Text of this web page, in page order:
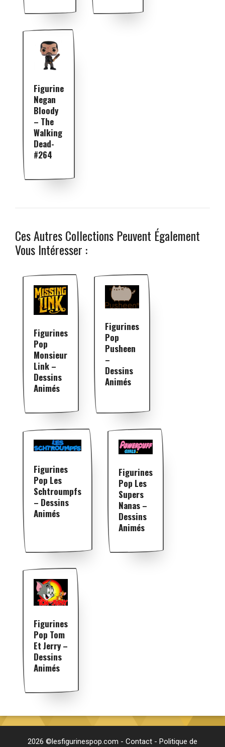
Figurine
Negan
Bloody
– The
Walking
Dead-
#264
Ces Autres Collections Peuvent Également
Vous Intéresser :
Figurines
Pop
Monsieur
Link –
Dessins
Animés
Figurines
Pop
Pusheen
–
Dessins
Animés
Figurines
Pop Les
Schtroumpfs
– Dessins
Animés
Figurines
Pop Les
Supers
Nanas –
Dessins
Animés
Figurines
Pop Tom
Et Jerry –
Dessins
Animés
2026 ©lesfigurinespop.com - Contact - Politique de